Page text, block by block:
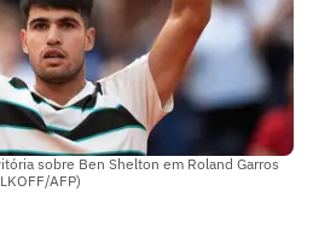
sobre Ben Shelton em Roland Garros
AFP)